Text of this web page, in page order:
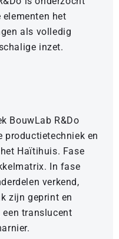
elementen het
als volledig
inzet.
BouwLab R&Do
productietechniek en
Haïtihuis. Fase
In fase
verkend,
zijn geprint en
een translucent